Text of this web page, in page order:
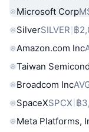
Microsoft Corp
SilverSILVER ฿
Amazon.com Inc
Taiwan
Broadcom Inc
SpaceXSPCX ฿
Meta Platforms,